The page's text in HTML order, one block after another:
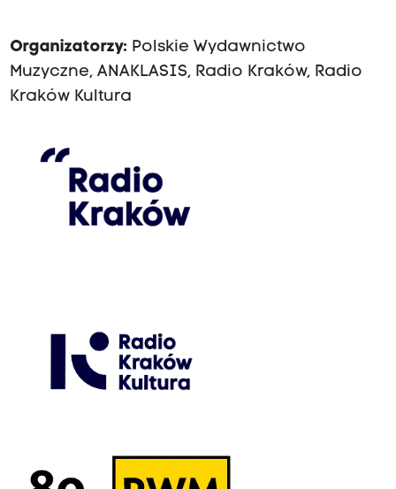
Organizatorzy: Polskie Wydawnictwo
Muzyczne, ANAKLASIS, Radio Kraków, Radio
Kraków Kultura